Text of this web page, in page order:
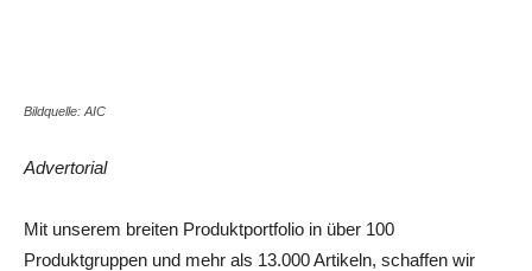
Bildquelle: AIC
Advertorial
Mit unserem breiten Produktportfolio in über 100
Produktgruppen und mehr als 13.000 Artikeln, schaffen wir